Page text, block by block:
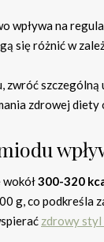
wpływa na
się różnić w
zwróć
zdrowej
300-320
g, co podkreśla
zdrowy styl